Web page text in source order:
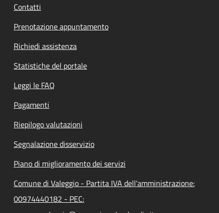
Contatti
Prenotazione appuntamento
Richiedi assistenza
Statistiche del portale
Leggi le FAQ
Pagamenti
Riepilogo valutazioni
Segnalazione disservizio
Piano di miglioramento dei servizi
Comune di Valeggio - Partita IVA dell'amministrazione:
00974440182 - PEC: